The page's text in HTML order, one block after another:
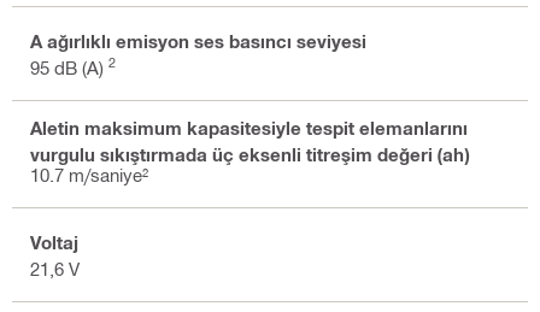
A ağırlıklı emisyon ses basıncı seviyesi
95 dB (A) 2
Aletin maksimum kapasitesiyle tespit elemanlarını
vurgulu sıkıştırmada üç eksenli titreşim değeri (ah)
10.7 m/saniye²
Voltaj
21,6 V